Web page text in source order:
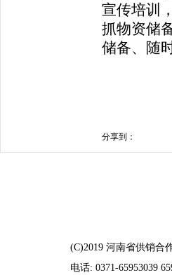
宣传培训
抓物资储
储备、随
分享到：
(C)2019 河南省供销合
电话: 0371-65953039